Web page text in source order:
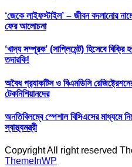
‘জেকে লাইফস্টাইল’ – জীবন বদলানোর
ফের আলোচনা
‘খাদ্য সম্পূরক’ (সাপ্লিমেন্ট) হিসেবে
তদারকি!
অবৈধ প্র‍্যাকটিস ও বিএমডিসি
টেকনিশিয়ানদের
অনতিবিলম্বে স্পেশাল বিসিএসের মাধ্যমে
স্বাস্থ্যমন্ত্রী
Copyright All right reserved
ThemeInWP